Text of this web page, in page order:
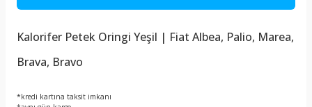
Kalorifer Petek Oringi Yeşil | Fiat Albea, Palio, Marea,
Brava, Bravo
*kredi kartına taksit imkanı